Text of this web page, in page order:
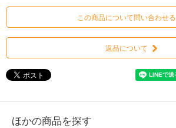
この商品について問い合わせる
返品について
ほかの商品を探す